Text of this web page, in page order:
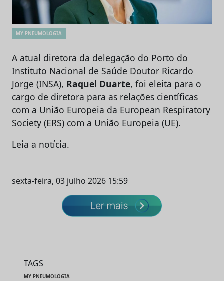
MY PNEUMOLOGIA
A atual diretora da delegação do Porto do
Instituto Nacional de Saúde Doutor Ricardo
Jorge (INSA), Raquel Duarte, foi eleita para o
cargo de diretora para as relações científicas
com a União Europeia da European Respiratory
Society (ERS) com a União Europeia (UE).
Leia a notícia.
sexta-feira, 03 julho 2026 15:59
TAGS
MY PNEUMOLOGIA